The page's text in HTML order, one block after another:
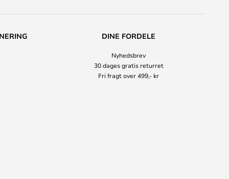
DINE FORDELE
Nyhedsbrev
30 dages gratis returret
Fri fragt over 499,- kr